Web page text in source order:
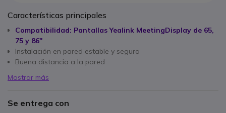
Características principales
Compatibilidad: Pantallas Yealink MeetingDisplay de 65,
75 y 86''
Instalación en pared estable y segura
Buena distancia a la pared
Mostrar más
Se entrega con